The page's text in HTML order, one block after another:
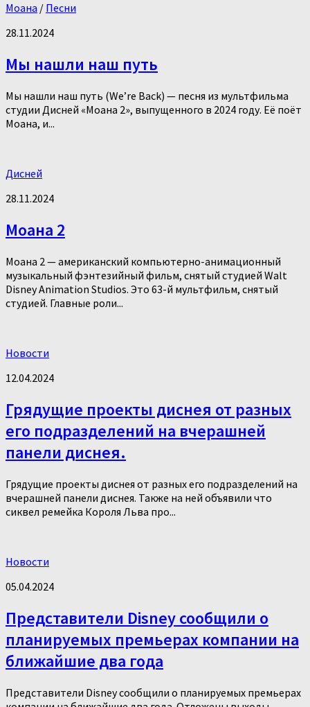
Моана / Песни
28.11.2024
Мы нашли наш путь
Мы нашли наш путь (We’re Back) — песня из мультфильма
студии Дисней «Моана 2», выпущенного в 2024 году. Её поёт
Моана, и...
Дисней
28.11.2024
Моана 2
Моана 2 — американский компьютерно-анимационный
музыкальный фэнтезийный фильм, снятый студией Walt
Disney Animation Studios. Это 63-й мультфильм, снятый
студией. Главные роли...
Новости
12.04.2024
Грядущие проекты диснея от разных
его подразделений на вчерашней
панели диснея.
Грядущие проекты диснея от разных его подразделений на
вчерашней панели диснея. Также на ней объявили что
сиквел ремейка Короля Льва про...
Новости
05.04.2024
Представители Disney сообщили о
планируемых премьерах компании на
ближайшие два года
Представители Disney сообщили о планируемых премьерах